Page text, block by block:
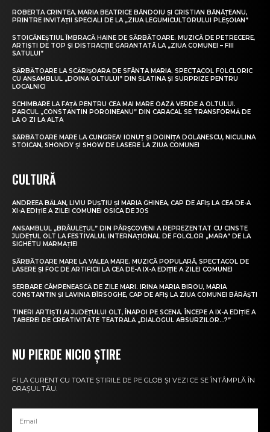
ROBERTA CRINTEA, MARIA BEATRICE BĂNDOIU ȘI CRISTIAN BĂNĂȚEANU,
PRINTRE INVITAȚII SPECIALI DE LA „ZIUA LEGUMICULTORULUI PLEȘOIAN”
STOICĂNEȘTIUL ÎMBRACĂ HAINE DE SĂRBĂTOARE. MUZICĂ DE PETRECERE,
ARTIȘTI DE TOP ȘI DISTRACȚIE GARANTATĂ LA „ZIUA COMUNEI – FIII
SATULUI”
SĂRBĂTOARE LA SCĂRIȘOARA DE SFÂNTA MARIA. SPECTACOL FOLCLORIC
CU ANSAMBLUL „DOINA OLTULUI” DIN SLATINA ȘI SURPRIZE PENTRU
LOCALNICI
SCHIMBARE LA FAȚĂ PENTRU CEA MAI MARE OAZĂ VERDE A OLTULUI.
PARCUL „CONSTANTIN POROINEANU” DIN CARACAL SE TRANSFORMĂ DE
LA O ZI LA ALTA
SĂRBĂTOARE MARE LA CUNGREA! IONUȚ ȘI DOINIȚA DOLĂNESCU, NICULINA
STOICAN, SHONDY ȘI SHOW DE LASERE LA ZIUA COMUNEI
CULTURĂ
ANDREEA BĂLAN, LIVIU PUȘTIU ȘI MARIA GHINEA, CAP DE AFIȘ LA CEA DE-A
XI-A EDIȚIE A ZILEI COMUNEI OSICA DE JOS
ANSAMBLUL „BRÂULEȚUL” DIN PÂRȘCOVENI A REPREZENTAT CU CINSTE
JUDEȚUL OLT LA FESTIVALUL INTERNAȚIONAL DE FOLCLOR „MARA” DE LA
SIGHETU MARMAȚIEI
SĂRBĂTOARE MARE LA VALEA MARE. MUZICĂ POPULARĂ, SPECTACOL DE
LASERE ȘI FOC DE ARTIFICII LA CEA DE-A IX-A EDIȚIE A ZILEI COMUNEI
SERBARE CÂMPENEASCĂ DE ZILE MARI. IRINA MARIA BIROU, MARIA
CONSTANTIN ȘI LAVINIA BÎRSOGHE, CAP DE AFIȘ LA ZIUA COMUNEI BĂRĂȘTI
TINERI ARTIȘTI AI JUDEȚULUI OLT, ÎNAPOI PE SCENĂ. ÎNCEPE A IX-A EDIȚIE A
TABEREI DE CREATIVITATE TEATRALĂ „DIALOGUL ABSURZILOR…?”
NU PIERDE NICIO ȘTIRE
FI LA CURENT CU TOATE ȘTIRILE DE PE GLOB ȘI VEZI CE SE ÎNTÂMPLĂ ÎN
ORAȘUL TĂU.